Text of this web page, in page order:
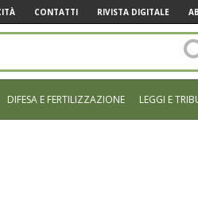
CONTATTI RIVISTA DIGITALE
DIFESA E FERTILIZZAZIONE LEGGI E